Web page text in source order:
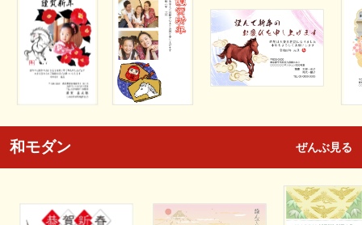
和モダン ぜんぶ見る